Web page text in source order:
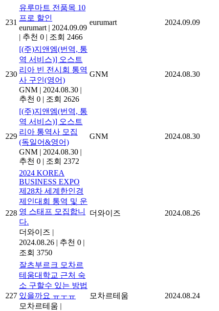
231
유루마트 전품목 10
프로 할인
eurumart | 2024.09.09
| 추천 0 | 조회 2466
eurumart 2024.09.09
230
[(주)지앤엠(번역, 통
역 서비스)] 오스트
리아 빈 전시회 통역
사 구인(영어)
GNM | 2024.08.30 |
추천 0 | 조회 2626
GNM 2024.08.30
229
[(주)지앤엠(번역, 통
역 서비스)] 오스트
리아 통역사 모집
(독일어&영어)
GNM | 2024.08.30 |
추천 0 | 조회 2372
GNM 2024.08.30
228
2024 KOREA
BUSINESS EXPO
제28차 세계한인경
제인대회 통역 및 운
영 스태프 모집합니
다.
더와이즈 |
2024.08.26 | 추천 0 |
조회 3750
더와이즈 2024.08.26
227
잘츠부르크 모차르
테움대학교 근처 숙
소 구할수 있는 방법
있을까요 ㅠㅜㅠ
모차르테움 |
모차르테움 2024.08.24